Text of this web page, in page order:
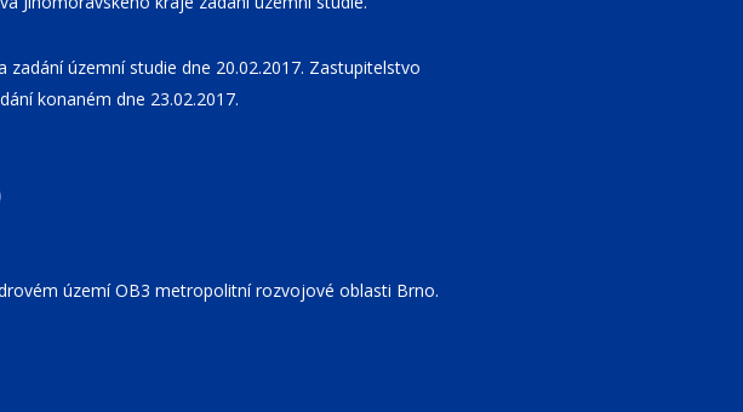
územní studie dne 20.02.2017. Zastupitelstvo
konaném dne 23.02.2017.
území OB3 metropolitní rozvojové oblasti Brno.